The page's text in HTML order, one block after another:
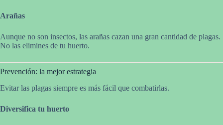
Arañas
Aunque no son insectos, las arañas cazan una gran cantidad de plagas.
No las elimines de tu huerto.
Prevención: la mejor estrategia
Evitar las plagas siempre es más fácil que combatirlas.
Diversifica tu huerto